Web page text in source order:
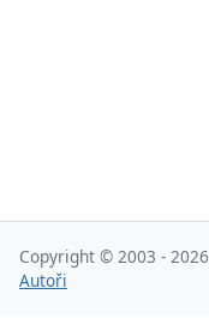
Copyright © 2003 - 2026
Autoři